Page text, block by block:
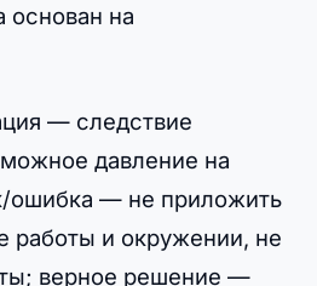
основан на
— следствие
давление на
ошибка — не приложить
работы и окружении, не
верное решение —